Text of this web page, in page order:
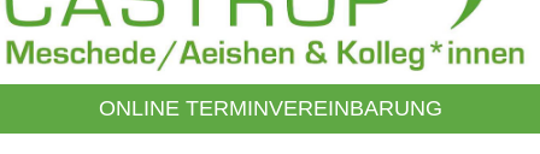
ONLINE TERMINVEREINBARUNG